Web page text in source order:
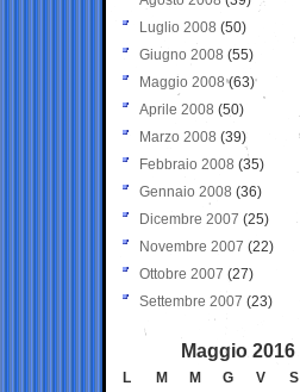
Luglio 2008 (50)
Giugno 2008 (55)
Maggio 2008(63)
Aprile 2008 (50)
Marzo 2008 (39)
Febbraio 2008 (35)
Gennaio 2008 (36)
Dicembre 2007 (25)
Novembre 2007 (22)
Ottobre 2007 (27)
Settembre 2007 (23)
Maggio 2016
L M M G V S